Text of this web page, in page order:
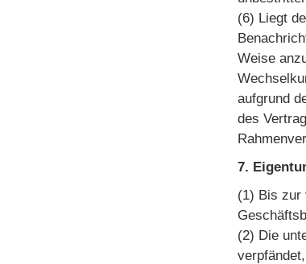
(6) Liegt
Weise
aufgrund
des
7.
(1) Bis zur
(2) Die